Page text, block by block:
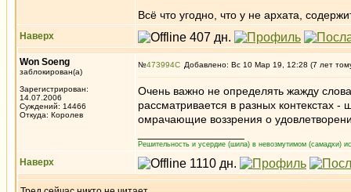
Всё что угодно, что у не архата,
Наверх
Won Soeng
заблокирован(а)
Зарегистрирован:
14.07.2006
Суждений: 14466
Откуда: Королев
№473994 Добавлено: Вс 10 Мар 19, 12:28 (7 лет
Очень важно не определять жажду
рассматривается в разных контекстах
омрачающие воззрения о
Решительность и усердие (шила) в невозмутимом (самадхи)
Наверх